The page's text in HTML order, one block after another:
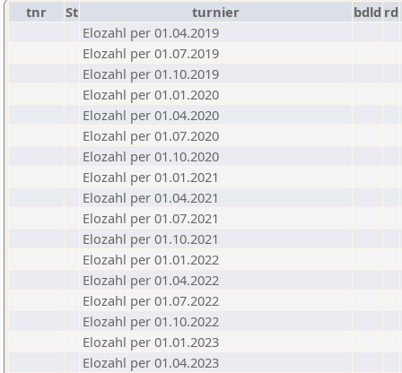
tnr St turnier bdld rd
Elozahl per 01.04.2019
Elozahl per 01.07.2019
Elozahl per 01.10.2019
Elozahl per 01.01.2020
Elozahl per 01.04.2020
Elozahl per 01.07.2020
Elozahl per 01.10.2020
Elozahl per 01.01.2021
Elozahl per 01.04.2021
Elozahl per 01.07.2021
Elozahl per 01.10.2021
Elozahl per 01.01.2022
Elozahl per 01.04.2022
Elozahl per 01.07.2022
Elozahl per 01.10.2022
Elozahl per 01.01.2023
Elozahl per 01.04.2023